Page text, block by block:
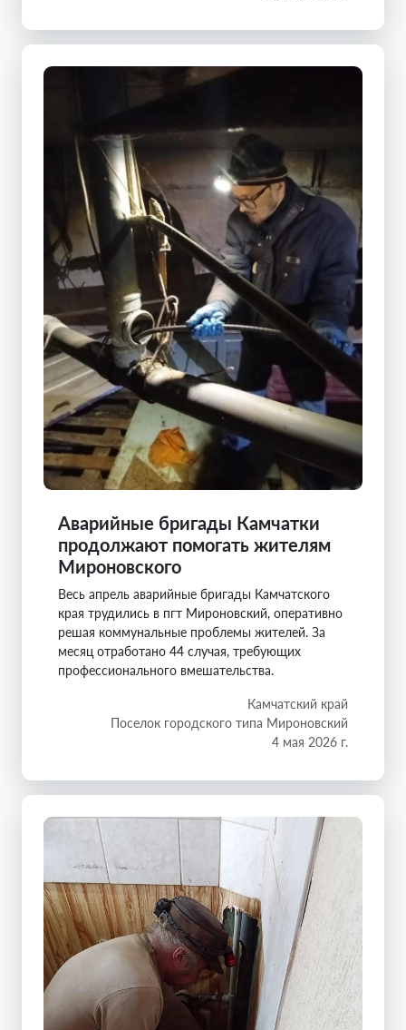
Аварийные бригады Камчатки
продолжают помогать жителям
Мироновского
Весь апрель аварийные бригады Камчатского
края трудились в пгт Мироновский, оперативно
решая коммунальные проблемы жителей. За
месяц отработано 44 случая, требующих
профессионального вмешательства.
Камчатский край
Поселок городского типа Мироновский
4 мая 2026 г.